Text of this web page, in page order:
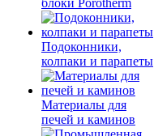
блоки Porotherm
Подоконники,
колпаки и парапеты
Материалы для
печей и каминов